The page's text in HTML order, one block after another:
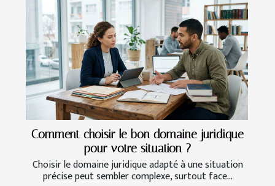
Comment choisir le bon domaine juridique
pour votre situation ?
Choisir le domaine juridique adapté à une situation
précise peut sembler complexe, surtout face...